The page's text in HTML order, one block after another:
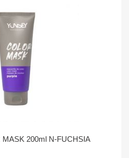
200ml N-FUCHSIA